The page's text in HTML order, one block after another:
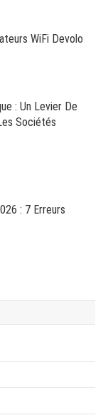
WiFi Devolo
: Un Levier De
Sociétés
: 7 Erreurs